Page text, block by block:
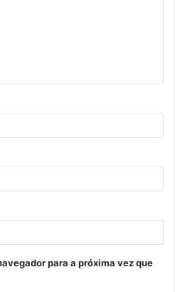
para a próxima vez que